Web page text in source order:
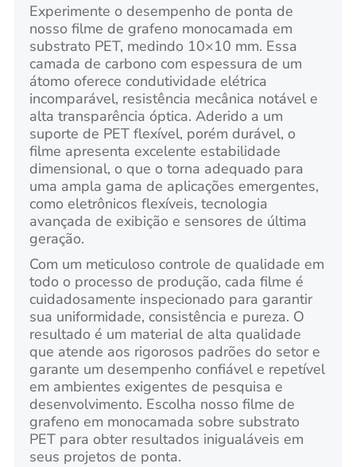
Experimente o desempenho de ponta de
nosso filme de grafeno monocamada em
substrato PET, medindo 10×10 mm. Essa
camada de carbono com espessura de um
átomo oferece condutividade elétrica
incomparável, resistência mecânica notável e
alta transparência óptica. Aderido a um
suporte de PET flexível, porém durável, o
filme apresenta excelente estabilidade
dimensional, o que o torna adequado para
uma ampla gama de aplicações emergentes,
como eletrônicos flexíveis, tecnologia
avançada de exibição e sensores de última
geração.
Com um meticuloso controle de qualidade em
todo o processo de produção, cada filme é
cuidadosamente inspecionado para garantir
sua uniformidade, consistência e pureza. O
resultado é um material de alta qualidade
que atende aos rigorosos padrões do setor e
garante um desempenho confiável e repetível
em ambientes exigentes de pesquisa e
desenvolvimento. Escolha nosso filme de
grafeno em monocamada sobre substrato
PET para obter resultados inigualáveis em
seus projetos de ponta.